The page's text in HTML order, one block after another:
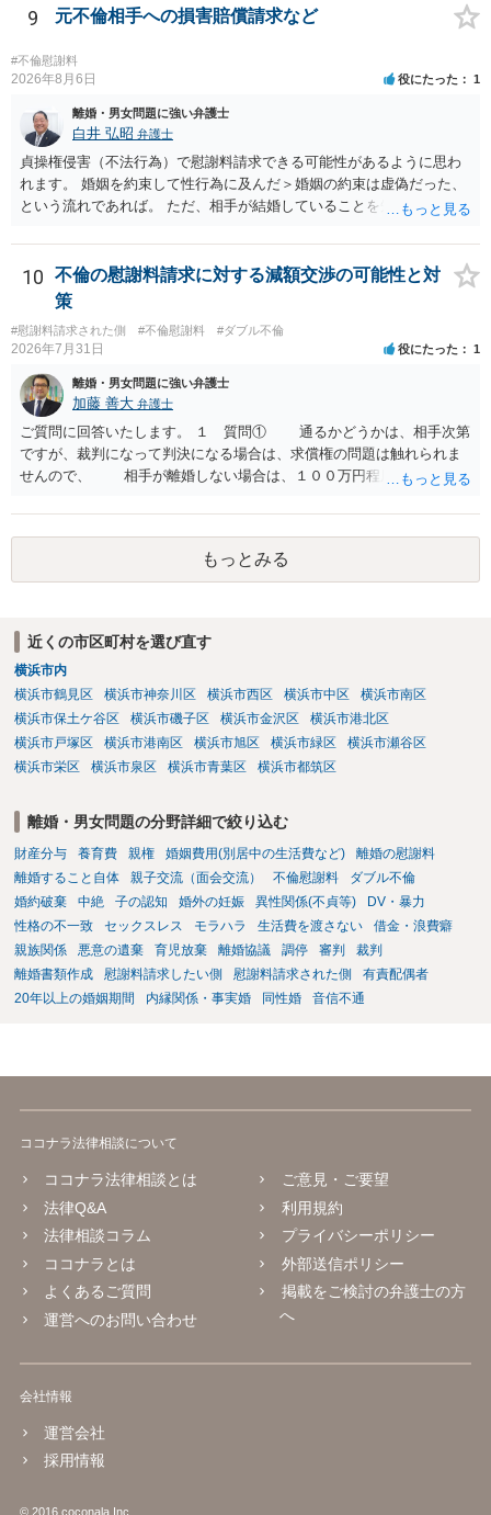
も、証拠が十分にあるか、相手方の住所・勤務先が分かるか、慰謝料
額、離婚の有無、交渉で終わるか訴訟まで見込むかによって、費用は
変わり得ます。依頼前に、交渉だけの場合、訴訟になった場合、回収
できなかった場合の費用を確認しておくとよいでしょう。 弁護士選び
通しを過度に楽観的に言い過ぎないか、質問に具体的に答えてくれる
か、連絡方法（メール、電話、弁護士直接か事務局員を介するかな
ど）や対応スピードが合うかを確認するとよいと思います。いずれに
しましても、弁護士への相談・依頼にあたっては、証拠資料、夫と相
手方の関係、相手方の氏名・住所等、夫婦関係への影響、離婚予定の
9 元不倫相手への損害賠償請求など
#不倫慰謝料
2026年8月6日 役にたった 1
離婚・男女問題に強い弁護士
白井 弘昭 弁護士
貞操権侵害（不法行為）で慰謝料請求できる可能性があるように思わ
れます。 婚姻を約束して性行為に及んだ＞婚姻の約束は虚偽だった、
という流れであれば。 ただ、相手が結婚していることを知って行為に
性も認められそうですので、あまり慰謝料は高額にならないように思
われます。 一度、最寄りの弁護士に相談してみてください。
10
不倫の慰謝料請求に対する減額交渉の可能性と対
策
#慰謝料請求された側 #不倫慰謝料 #ダブル不倫
2026年7月31日 役にたった 1
離婚・男女問題に強い弁護士
加藤 善大 弁護士
ご質問に回答いたします。 １ 質問① 通るかどうかは、相手次第
ですが、裁判になって判決になる場合は、求償権の問題は触れられま
せんので、 相手が離婚しない場合は、１００万円程度となる可能
するデメリットはありますから（経済的、時間的、精神的負担等）、
反対にご自身が、裁判も辞さずという姿勢を示すことで、プラス
に働く可能性は有り得ます。 交渉で解決する多くの場合は、相手
が弁護士に依頼しているケースで、５０万円以下で合意できる場合は
減額を進めるうえでの交渉材料かと思います。 なお、ご自身が離
婚しないことは、交渉材料にはならないかと思いますので、ご注意く
ださい。 また、相手夫婦の婚姻関係が既に破綻していたことや、
相手女性が結婚しているとは知らなかったと主張することもあります
が、 ケースバイケースですので、ご自身の場合にそれらの主張が
できるかはよくお考え下さい。 ３ 質問③ 違約金を５０万円とす
が、 ２００万円でも、５０万円でも、公序良俗に反するほど高額
とはいえないと考えますので、 結局は、妥当かどうかというより
も、ご自身が納得できるかどうかという基準でお考えいただくといい
と思います。 そのうえで、合意できるかは、相手も納得できるか
否かにかかってはきますが。 ４ 質問④ ご記載の内容からは判断
できないのですが、 清算条項を記載しないで合意することはリス
クがありますので、むしろ、原則としては、清算条項を記載するべき
であるとお考えいただくといいです。 ご質問に対する回答は以上で
すが、可能であれば、ご依頼になるかは別として、お近くの弁護士に
もっとみる
近くの市区町村を選び直す
横浜市内
横浜市鶴見区
横浜市神奈川区 横浜市西区 横浜市中区
横浜市南区
横浜市保土ケ谷区
横浜市磯子区 横浜市金沢区
横浜市港北区
横浜市戸塚区
横浜市港南区 横浜市旭区 横浜市緑区
横浜市瀬谷区
横浜市栄区
横浜市泉区 横浜市青葉区 横浜市都筑区
離婚・男女問題の分野詳細で絞り込む
財産分与 養育費 親権 婚姻費用(別居中の生活費など)
離婚の慰謝料
離婚すること自体
親子交流（面会交流） 不倫慰謝料
ダブル不倫
婚約破棄
中絶 子の認知 婚外の妊娠 異性関係(不貞等)
DV・暴力
性格の不一致
セックスレス モラハラ 生活費を渡さない
借金・浪費癖
親族関係
悪意の遺棄 育児放棄 離婚協議 調停 審判
裁判
離婚書類作成
慰謝料請求したい側 慰謝料請求された側
有責配偶者
20年以上の婚姻期間
内縁関係・事実婚 同性婚 音信不通
ココナラ法律相談について
ココナラ法律相談とは
法律Q&A
法律相談コラム
ココナラとは
よくあるご質問
運営へのお問い合わせ
ご意見・ご要望
利用規約
プライバシーポリシー
外部送信ポリシー
掲載をご検討の弁護士の方
へ
会社情報
運営会社
採用情報
© 2016 coconala Inc.